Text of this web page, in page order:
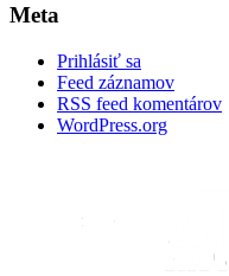
Meta
Prihlásiť sa
Feed záznamov
RSS feed komentárov
WordPress.org